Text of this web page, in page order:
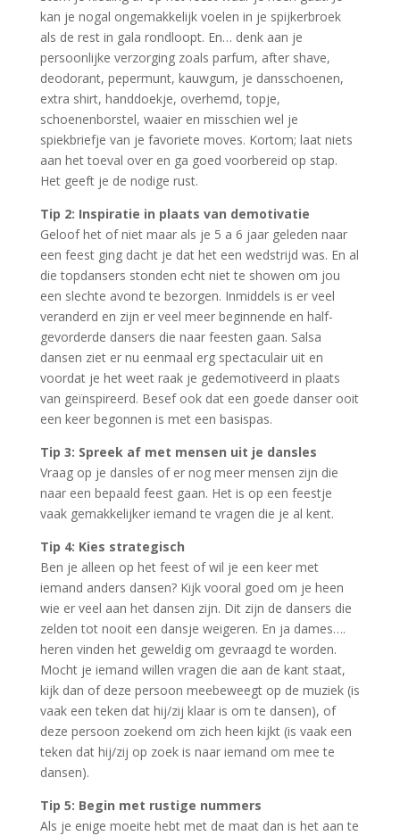
kan je nogal ongemakkelijk voelen in je spijkerbroek
als de rest in gala rondloopt. En… denk aan je
persoonlijke verzorging zoals parfum, after shave,
deodorant, pepermunt, kauwgum, je dansschoenen,
extra shirt, handdoekje, overhemd, topje,
schoenenborstel, waaier en misschien wel je
spiekbriefje van je favoriete moves. Kortom; laat niets
aan het toeval over en ga goed voorbereid op stap.
Het geeft je de nodige rust.
Tip 2: Inspiratie in plaats van demotivatie
Geloof het of niet maar als je 5 a 6 jaar geleden naar
een feest ging dacht je dat het een wedstrijd was. En al
die topdansers stonden echt niet te showen om jou
een slechte avond te bezorgen. Inmiddels is er veel
veranderd en zijn er veel meer beginnende en half-
gevorderde dansers die naar feesten gaan. Salsa
dansen ziet er nu eenmaal erg spectaculair uit en
voordat je het weet raak je gedemotiveerd in plaats
van geïnspireerd. Besef ook dat een goede danser ooit
een keer begonnen is met een basispas.
Tip 3: Spreek af met mensen uit je dansles
Vraag op je dansles of er nog meer mensen zijn die
naar een bepaald feest gaan. Het is op een feestje
vaak gemakkelijker iemand te vragen die je al kent.
Tip 4: Kies strategisch
Ben je alleen op het feest of wil je een keer met
iemand anders dansen? Kijk vooral goed om je heen
wie er veel aan het dansen zijn. Dit zijn de dansers die
zelden tot nooit een dansje weigeren. En ja dames….
heren vinden het geweldig om gevraagd te worden.
Mocht je iemand willen vragen die aan de kant staat,
kijk dan of deze persoon meebeweegt op de muziek (is
vaak een teken dat hij/zij klaar is om te dansen), of
deze persoon zoekend om zich heen kijkt (is vaak een
teken dat hij/zij op zoek is naar iemand om mee te
dansen).
Tip 5: Begin met rustige nummers
Als je enige moeite hebt met de maat dan is het aan te